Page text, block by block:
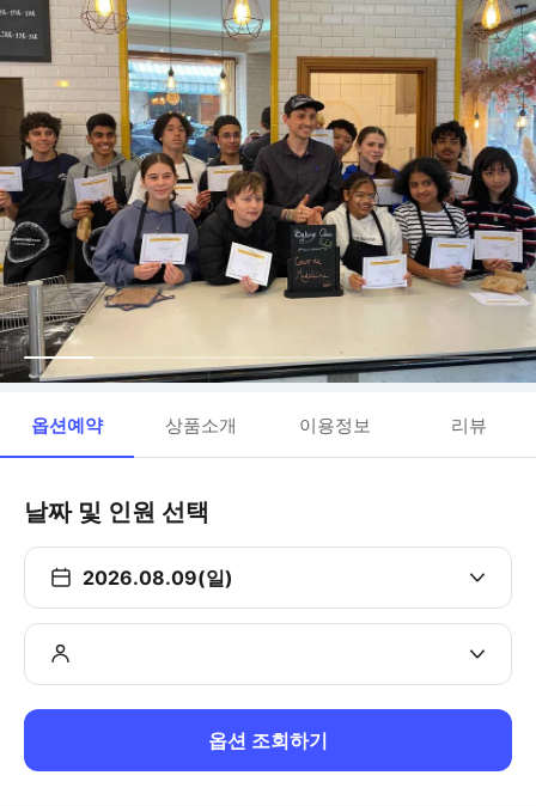
옵션예약 상품소개 이용정보 리뷰
날짜 및 인원 선택
2026.08.09(일)
옵션 조회하기